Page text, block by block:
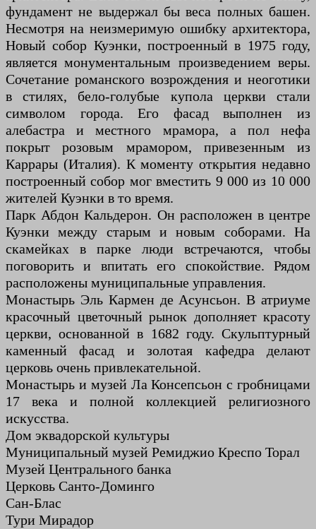
фундамент не выдержал бы веса полных башен.
Несмотря на неизмеримую ошибку архитектора,
Новый собор Куэнки, построенный в 1975 году,
является монументальным произведением веры.
Сочетание романского возрождения и неоготики
в стилях, бело-голубые купола церкви стали
символом города. Его фасад выполнен из
алебастра и местного мрамора, а пол нефа
покрыт розовым мрамором, привезенным из
Каррары (Италия). К моменту открытия недавно
построенный собор мог вместить 9 000 из 10 000
жителей Куэнки в то время.
Парк Абдон Кальдерон. Он расположен в центре
Куэнки между старым и новым соборами. На
скамейках в парке люди встречаются, чтобы
поговорить и впитать его спокойствие. Рядом
расположены муниципальные управления.
Монастырь Эль Кармен де Асунсьон. В атриуме
красочный цветочный рынок дополняет красоту
церкви, основанной в 1682 году. Скульптурный
каменный фасад и золотая кафедра делают
церковь очень привлекательной.
Монастырь и музей Ла Консепсьон с гробницами
17 века и полной коллекцией религиозного
искусства.
Дом эквадорской культуры
Муниципальный музей Ремиджио Креспо Торал
Музей Центрального банка
Церковь Санто-Доминго
Сан-Блас
Тури Мирадор